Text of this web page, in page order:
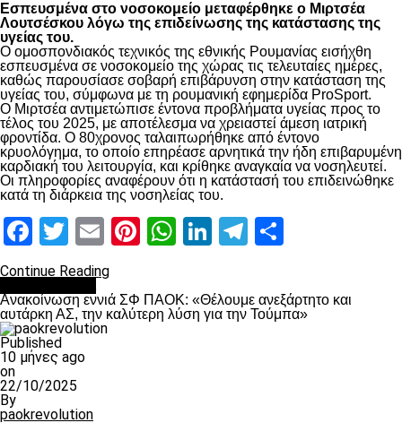
Εσπευσμένα στο νοσοκομείο μεταφέρθηκε ο Μιρτσέα
Λουτσέσκου λόγω της επιδείνωσης της κατάστασης της
υγείας του.
Ο ομοσπονδιακός τεχνικός της εθνικής Ρουμανίας εισήχθη
εσπευσμένα σε νοσοκομείο της χώρας τις τελευταίες ημέρες,
καθώς παρουσίασε σοβαρή επιβάρυνση στην κατάσταση της
υγείας του, σύμφωνα με τη ρουμανική εφημερίδα ProSport.
Ο Μιρτσέα αντιμετώπισε έντονα προβλήματα υγείας προς το
τέλος του 2025, με αποτέλεσμα να χρειαστεί άμεση ιατρική
φροντίδα. Ο 80χρονος ταλαιπωρήθηκε από έντονο
κρυολόγημα, το οποίο επηρέασε αρνητικά την ήδη επιβαρυμένη
καρδιακή του λειτουργία, και κρίθηκε αναγκαία να νοσηλευτεί.
Οι πληροφορίες αναφέρουν ότι η κατάστασή του επιδεινώθηκε
κατά τη διάρκεια της νοσηλείας του.
Facebook
Twitter
EmailPinterest
WhatsApp
LinkedIn
Telegram
Continue Reading
Ανακοίνωση εννιά ΣΦ ΠΑΟΚ: «Θέλουμε ανεξάρτητο και
αυτάρκη ΑΣ, την καλύτερη λύση για την Τούμπα»
Published
10 μήνες ago
on
22/10/2025
By
paokrevolution